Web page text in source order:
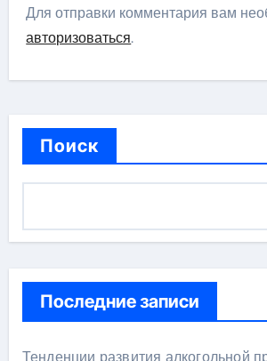
Для отправки комментария вам
авторизоваться.
Поиск
Последние записи
Тенденции развития алкогольной